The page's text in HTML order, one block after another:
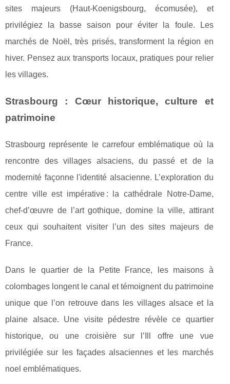
sites majeurs (Haut-Koenigsbourg, écomusée), et
privilégiez la basse saison pour éviter la foule. Les
marchés de Noël, très prisés, transforment la région en
hiver. Pensez aux transports locaux, pratiques pour relier
les villages.
Strasbourg : Cœur historique, culture et
patrimoine
Strasbourg représente le carrefour emblématique où la
rencontre des villages alsaciens, du passé et de la
modernité façonne l'identité alsacienne. L’exploration du
centre ville est impérative : la cathédrale Notre-Dame,
chef-d’œuvre de l’art gothique, domine la ville, attirant
ceux qui souhaitent visiter l’un des sites majeurs de
France.
Dans le quartier de la Petite France, les maisons à
colombages longent le canal et témoignent du patrimoine
unique que l’on retrouve dans les villages alsace et la
plaine alsace. Une visite pédestre révèle ce quartier
historique, ou une croisière sur l’Ill offre une vue
privilégiée sur les façades alsaciennes et les marchés
noel emblématiques.